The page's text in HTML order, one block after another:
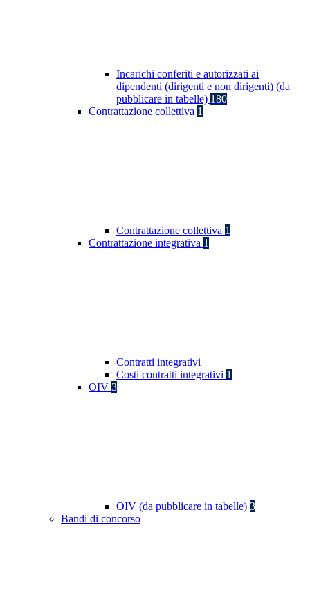
Incarichi conferiti e autorizzati ai
dipendenti (dirigenti e non dirigenti) (da
pubblicare in tabelle) 180
Contrattazione collettiva 1
Contrattazione collettiva 1
Contrattazione integrativa 1
Contratti integrativi
Costi contratti integrativi 1
OIV 3
OIV (da pubblicare in tabelle) 3
Bandi di concorso